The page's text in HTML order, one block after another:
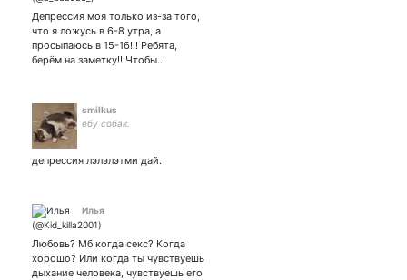
Депрессия моя только из-за того,
что я ложусь в 6-8 утра, а
просыпаюсь в 15-16!!! Ребята,
берём на заметку!! Чтобы…
smilkus
ебу собак.
депрессия лэлэлэтми дай.
Илья
Любовь? Мб когда секс? Когда
хорошо? Или когда ты чувствуешь
дыхание человека, чувствуешь его